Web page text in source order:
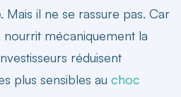
il ne se rassure pas. Car
mécaniquement la
réduisent
plus sensibles au choc